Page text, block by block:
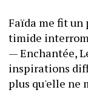
Faïda me fit un
— Enchantée,
inspirations
plus qu'elle ne